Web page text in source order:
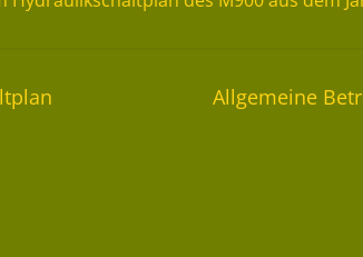
Allgemeine